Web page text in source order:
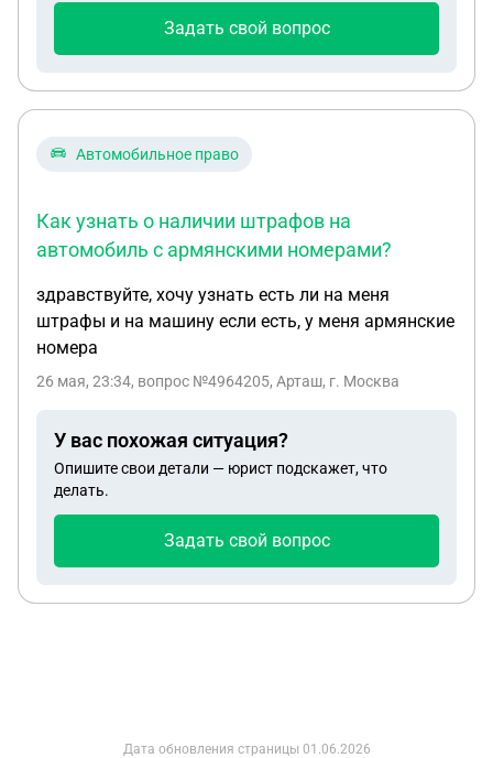
кухню. Заранее спасибо.
Задать свой вопрос
Автомобильное право
Как узнать о наличии штрафов на
автомобиль с армянскими номерами?
здравствуйте, хочу узнать есть ли на меня
штрафы и на машину если есть, у меня армянские
номера
26 мая, 23:34, вопрос №4964205, Арташ, г. Москва
У вас похожая ситуация?
Опишите свои детали — юрист подскажет, что
делать.
Задать свой вопрос
Дата обновления страницы 01.06.2026